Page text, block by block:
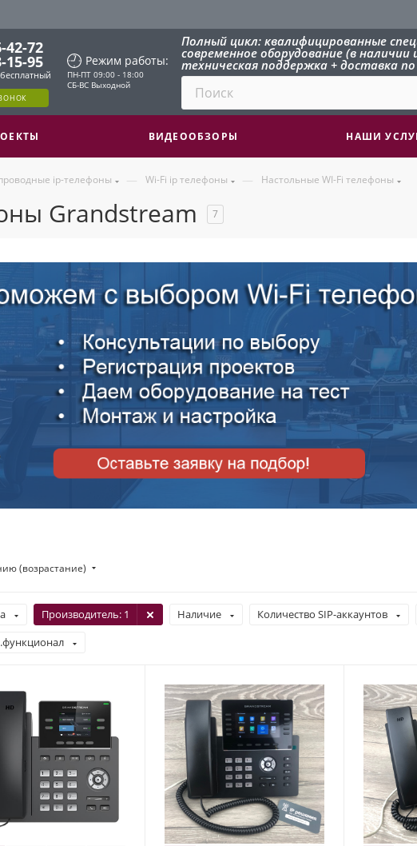
42-72
15-95 Режим работы:
ПН-ПТ 09:00 - 18:00
СБ-ВС Выходной
Полный цикл: квалифицированные
современное оборудование (в наличии
техническая поддержка + доставка по
ВИДЕООБЗОРЫ НАШИ
ip-телефоны — Wi-Fi ip телефоны — Настольные WI-Fi телефоны
Grandstream 7
(возрастание)
Производитель: 1 Наличие Количество SIP-аккаунтов